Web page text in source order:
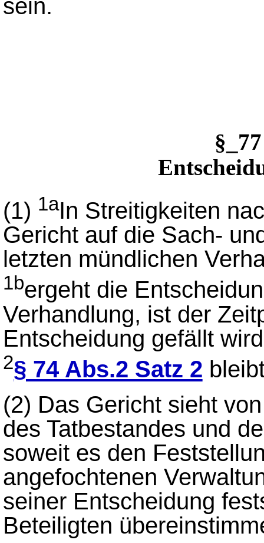
sein.
(1) 1aIn Streitigkeiten
Gericht auf die Sach-
letzten mündlichen
1bergeht die
Verhandlung, ist der
Entscheidung gefällt
2§ 74 Abs.2 Satz 2
(2) Das Gericht sieht
des Tatbestandes und
soweit es den
angefochtenen
seiner Entscheidung
Beteiligten